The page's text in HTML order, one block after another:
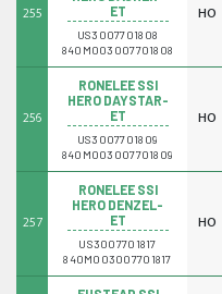
255
ET
US3007701808
840M003007701808
HO
256
RONELEE SSI
HERO DAYSTAR-
ET
US3007701809
840M003007701809
HO
257
RONELEE SSI
HERO DENZEL-
ET
US3007701817
840M003007701817
HO